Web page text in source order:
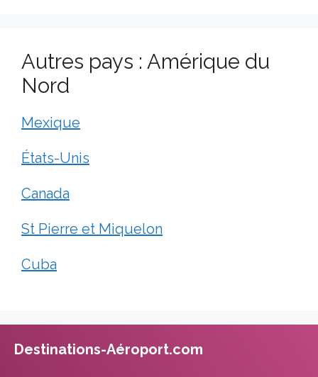
Autres pays : Amérique du
Nord
Mexique
États-Unis
Canada
St Pierre et Miquelon
Cuba
Destinations-Aéroport.com